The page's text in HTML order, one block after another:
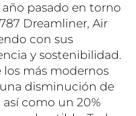
pasado en torno
Dreamliner, Air
con sus
y sostenibilidad.
los más modernos
disminución de
así como un 20%